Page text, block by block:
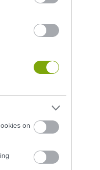
on